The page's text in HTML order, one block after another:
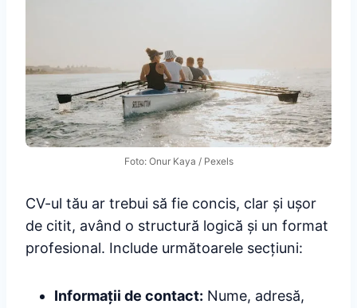
Foto: Onur Kaya / Pexels
CV-ul tău ar trebui să fie concis, clar și ușor
de citit, având o structură logică și un format
profesional. Include următoarele secțiuni:
Informații de contact: Nume, adresă,